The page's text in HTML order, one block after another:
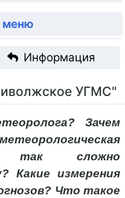
меню
Информация
УГМС"
Зачем
так сложно
Какие измерения
Что такое